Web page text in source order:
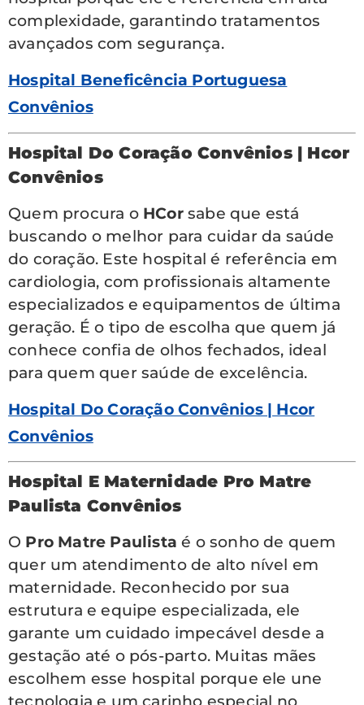
complexidade, garantindo tratamentos
avançados com segurança.
Hospital Beneficência Portuguesa
Convênios
Hospital Do Coração Convênios | Hcor
Convênios
Quem procura o HCorsabe que está
buscando o melhor para cuidar da saúde
do coração. Este hospital é referência em
cardiologia, com profissionais altamente
especializados e equipamentos de última
geração. É o tipo de escolha que quem já
conhece confia de olhos fechados, ideal
para quem quer saúde de excelência.
Hospital Do Coração Convênios | Hcor
Convênios
Hospital E Maternidade Pro Matre
Paulista Convênios
O Pro Matre Paulista é o sonho de quem
quer um atendimento de alto nível em
maternidade. Reconhecido por sua
estrutura e equipe especializada, ele
garante um cuidado impecável desde a
gestação até o pós-parto. Muitas mães
escolhem esse hospital porque ele une